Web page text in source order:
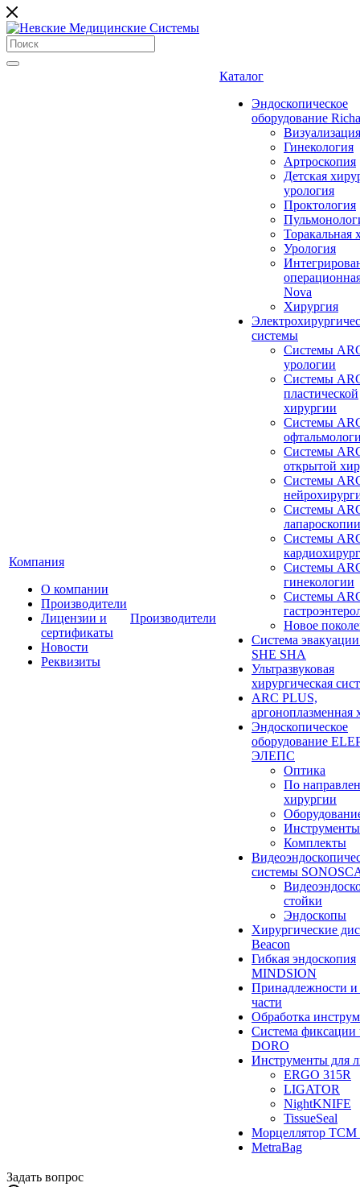
Компания
О компании
Производители
Лицензии и
сертификаты
Новости
Реквизиты
Производители
Каталог
Эндоскопическое
оборудование
Визуализация
Гинекология
Артроскопия
Детская
урология
Проктология
Торакальная
Урология
Nova
Хирургия
системы
Системы
урологии
Системы
пластической
хирургии
Системы
Системы
открытой
Системы
Системы
лапароскопии
Системы
Системы
гинекологии
Системы
Новое
Система
SHE SHA
Ультразвуковая
хирургическая
ARC PLUS,
аргоноплазменная
Эндоскопическое
оборудование
ЭЛЕПС
Оптика
По
хирургии
Инструменты
Комплекты
системы
стойки
Эндоскопы
Хирургические
Beacon
Гибкая эндоскопия
MINDSION
Принадлежности и
части
Обработка
Система фиксации
DORO
Инструменты для
ERGO 315R
LIGATOR
NightKNIFE
TissueSeal
Морцеллятор ТСМ
MetraBag
Задать вопрос